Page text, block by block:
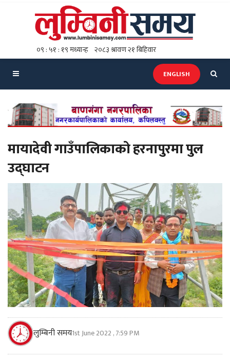
ENGLISH
मायादेवी गाउँपालिकाको हरनापुरमा पुल
उद्घाटन
लुम्बिनी समय1st June 2022 , 7:59 PM